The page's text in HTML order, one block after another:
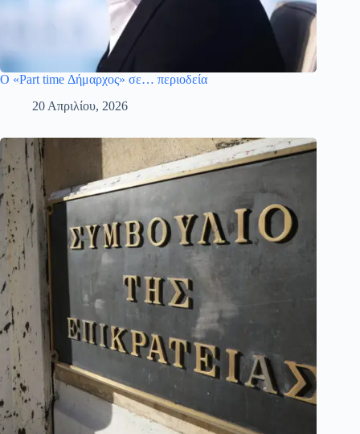
Ο «Part time Δήμαρχος» σε… περιοδεία
20 Απριλίου, 2026